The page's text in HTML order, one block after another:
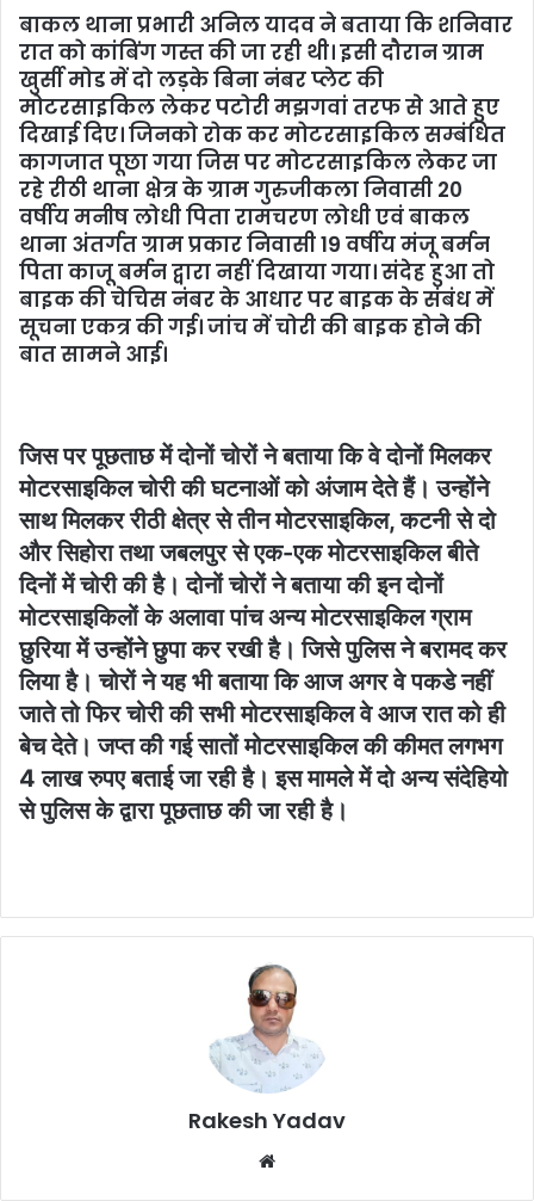
बाकल थाना प्रभारी अनिल यादव ने बताया कि शनिवार
रात को कांबिंग गस्त की जा रही थी। इसी दौरान ग्राम
खुर्सी मोड में दो लड़के बिना नंबर प्लेट की
मोटरसाइकिल लेकर पटोरी मझगवां तरफ से आते हुए
दिखाई दिए। जिनको रोक कर मोटरसाइकिल सम्बंधित
कागजात पूछा गया जिस पर मोटरसाइकिल लेकर जा
रहे रीठी थाना क्षेत्र के ग्राम गुरुजीकला निवासी 20
वर्षीय मनीष लोधी पिता रामचरण लोधी एवं बाकल
थाना अंतर्गत ग्राम प्रकार निवासी 19 वर्षीय मंजू बर्मन
पिता काजू बर्मन द्वारा नहीं दिखाया गया। संदेह हुआ तो
बाइक की चेचिस नंबर के आधार पर बाइक के संबंध में
सूचना एकत्र की गई। जांच में चोरी की बाइक होने की
बात सामने आई।
जिस पर पूछताछ में दोनों चोरों ने बताया कि वे दोनों मिलकर
मोटरसाइकिल चोरी की घटनाओं को अंजाम देते हैं। उन्होंने
साथ मिलकर रीठी क्षेत्र से तीन मोटरसाइकिल, कटनी से दो
और सिहोरा तथा जबलपुर से एक-एक मोटरसाइकिल बीते
दिनों में चोरी की है। दोनों चोरों ने बताया की इन दोनों
मोटरसाइकिलों के अलावा पांच अन्य मोटरसाइकिल ग्राम
छुरिया में उन्होंने छुपा कर रखी है। जिसे पुलिस ने बरामद कर
लिया है। चोरों ने यह भी बताया कि आज अगर वे पकडे नहीं
जाते तो फिर चोरी की सभी मोटरसाइकिल वे आज रात को ही
बेच देते। जप्त की गई सातों मोटरसाइकिल की कीमत लगभग
4 लाख रुपए बताई जा रही है। इस मामले में दो अन्य संदेहियो
से पुलिस के द्वारा पूछताछ की जा रही है।
Rakesh Yadav